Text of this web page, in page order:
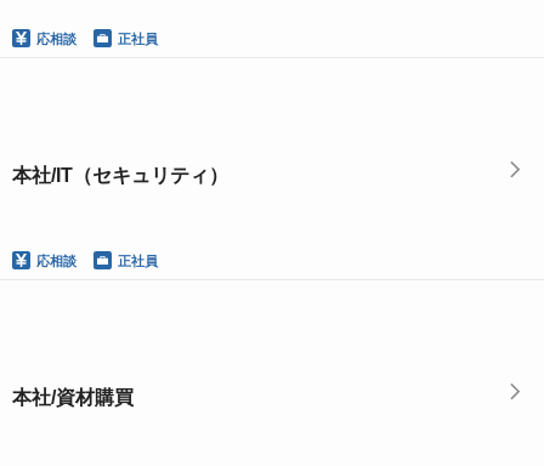
応相談 正社員
本社/IT（セキュリティ）
応相談 正社員
本社/資材購買